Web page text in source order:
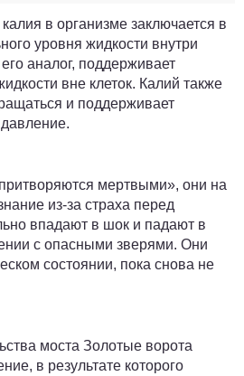
в организме заключается в
уровня жидкости внутри
аналог, поддерживает
вне клеток. Калий также
и поддерживает
мертвыми», они на
из-за страха перед
впадают в шок и падают в
с опасными зверями. Они
состоянии, пока снова не
моста Золотые ворота
в результате которого